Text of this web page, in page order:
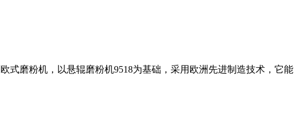
磨粉机，以悬辊磨粉机9518为基础，采用欧洲先进制造技术，它能